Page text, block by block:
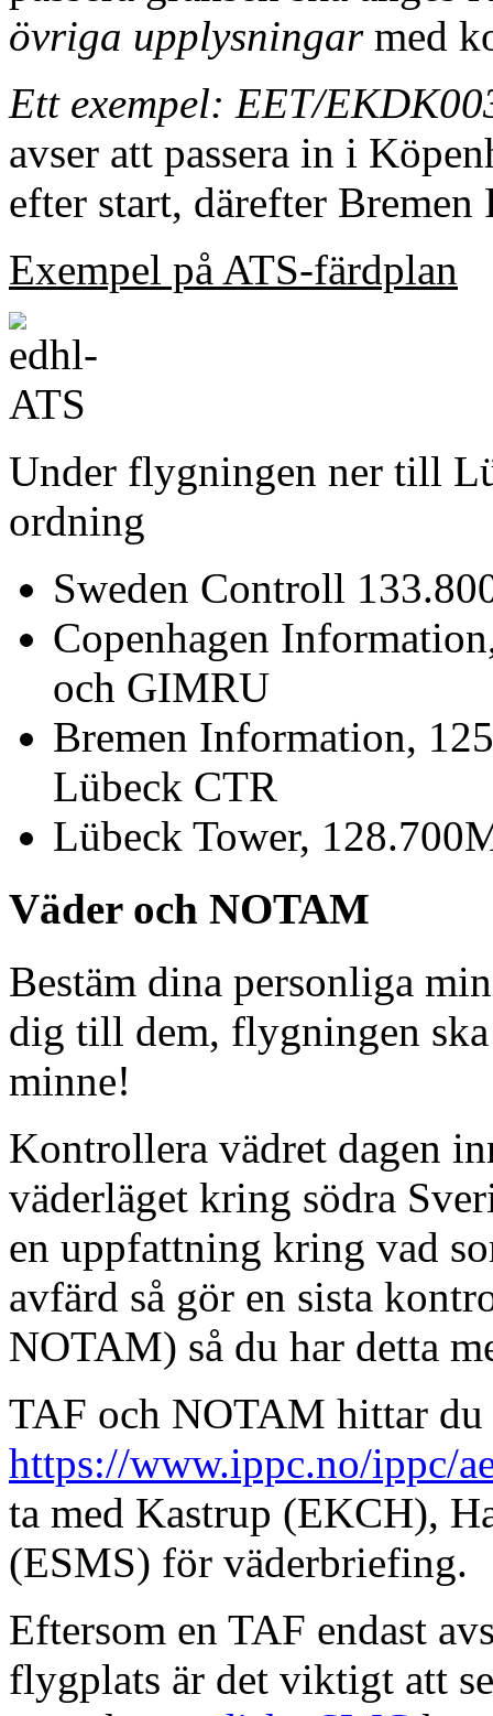
övriga upplysningar med
Ett exempel: EET/
avser att passera in i
efter start, därefter
Exempel på ATS-färdplan
Under flygningen ner till
ordning
Sweden Controll
Copenhagen
och GIMRU
Bremen Information,
Lübeck CTR
Lübeck Tower,
Väder och NOTAM
Bestäm dina personliga
dig till dem, flygningen
minne!
Kontrollera vädret dagen
väderläget kring södra
en uppfattning kring vad
avfärd så gör en sista
NOTAM) så du har detta
TAF och NOTAM hittar
https://www.ippc.no/ippc/
ta med Kastrup (EKCH),
(ESMS) för väderbriefing.
Eftersom en TAF endast
flygplats är det viktigt att